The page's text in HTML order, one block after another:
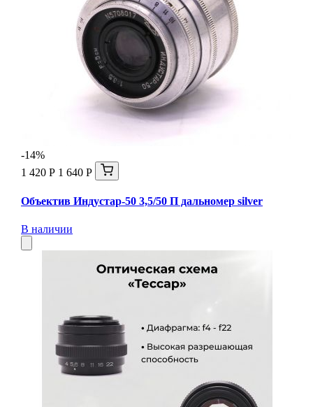
-14%
1 420 Р 1 640 Р
Объектив Индустар-50 3,5/50 П дальномер silver
В наличии